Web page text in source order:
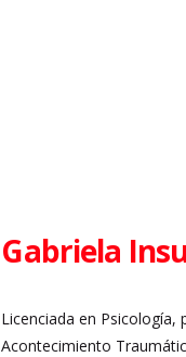
Gabriela
Licenciada en Psicología,
Acontecimiento